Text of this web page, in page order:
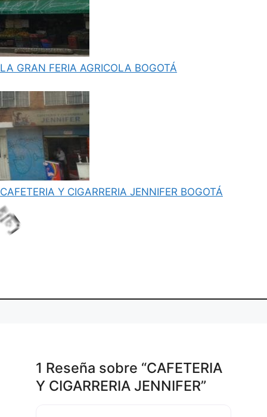
LA GRAN FERIA AGRICOLA BOGOTÁ
CAFETERIA Y CIGARRERIA JENNIFER BOGOTÁ
L
o
d i
g .
.
1 Reseña sobre “CAFETERIA
Y CIGARRERIA JENNIFER”